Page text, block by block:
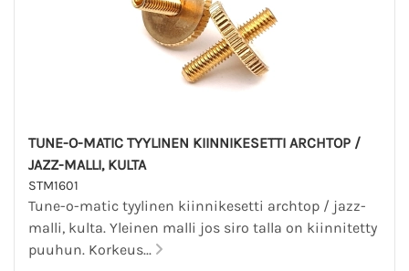
TUNE-O-MATIC TYYLINEN KIINNIKESETTI ARCHTOP /
JAZZ-MALLI, KULTA
STM1601
Tune-o-matic tyylinen kiinnikesetti archtop / jazz-
malli, kulta. Yleinen malli jos siro talla on kiinnitetty
puuhun. Korkeus...